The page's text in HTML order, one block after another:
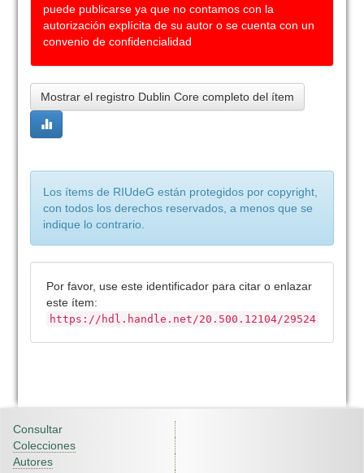
puede publicarse ya que no contamos con la
autorización explícita de su autor o se cuenta con un
convenio de confidencialidad
Mostrar el registro Dublin Core completo del ítem
Los ítems de RIUdeG están protegidos por copyright,
con todos los derechos reservados, a menos que se
indique lo contrario.
Por favor, use este identificador para citar o enlazar
este ítem:
https://hdl.handle.net/20.500.12104/29524
Consultar
Colecciones
Autores